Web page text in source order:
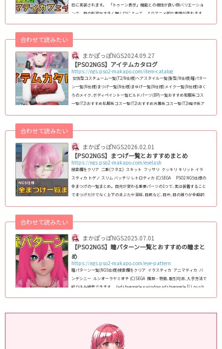
日に実装されます。 「トゥーン表示」機能との相性が良い顔バリエーショ
ンで、目の形状や大きく開く口によって、よりアニメ的な表情が作れます｡
新情報】アニマティカフェイス ：10月2日配信予定 生放送内にて先行公開
された「アニマティカフェイス」の公式PVです｡10...
まかぽっぽNGS
合わせて読みたい
2024.09.27
【PSO2NGS】アイテムカタログ
https://ngs.pso2-makapo.com/item-catalog
女性型コスチューム一覧(T2/N仕様)ヘアスタイル一覧(髪型/N仕様)瞳パター
ン一覧(N仕様)まつげ一覧(N仕様)まゆげ一覧(N仕様)メイク一覧(N仕様)ほく
ろのメイク､ボディペイント一覧ビルドパーツ(BP)一覧おすすめ和服系コス
一覧(T2)おすすめ私服系コス一覧(T2)おすすめ水着系コス一覧(T2)帽子系ア
覧リボン(頭部)系ア...
まかぽっぽNGS
合わせて読みたい
2026.02.01
【PSO2NGS】まつげ一覧とおすすめまとめ
https://ngs.pso2-makapo.com/eyelash
検索欄をクリア 二重(フタエ) スキット フッサリ クッキリ キリット イラ
スティカ トゲノ スリム バッチリ レトロティカ (C)SEGA PSO2:NGS仕様の
全まつげの一覧まとめ｡ 目元が変わる重要パーツの1つで､実は装着すること
でまつげだけでなく上下のまぶたや涙袋､目尻など､目元､目の周りが全般的
まかぽっぽNGS
合わせて読みたい
2025.07.01
【PSO2NGS】瞳パターン一覧とおすすめの瞳まと
め
https://ngs.pso2-makapo.com/eye-pattern
瞳パターン一覧(NGS仕様)検索欄をクリア イラスティカ アニマティカ バ
ンデシニー ルシオーラヤミオチ (C)SEGA 種類・特徴､取引可否､入手方法で
絞り込み検索できます｡ (adsbygoogle = window.adsbygoogle || ).push
新版で､1月1日現在､全124種類実装｡顔の中では瞳が変わる最重要パーツなの